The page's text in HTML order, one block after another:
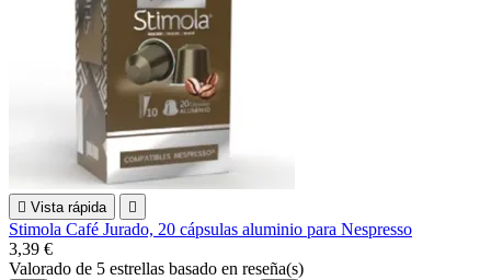
 Vista rápida 
Stimola Café Jurado, 20 cápsulas aluminio para Nespresso
3,39 €
Valorado de 5 estrellas basado en reseña(s)